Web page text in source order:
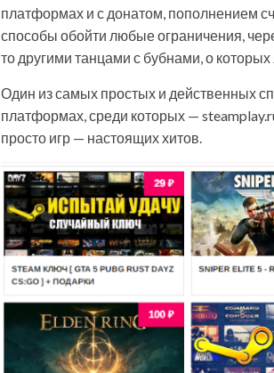
платформах и с донатом, пополнением
способы обойти любые ограничения,
то другими танцами с бубнами, о
Один из самых простых и действенных
платформах, среди которых —
просто игр — настоящих хитов.